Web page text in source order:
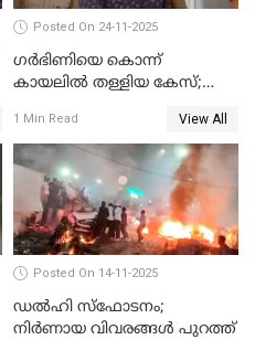
Posted On 24-11-2025
ഗര്‍ഭിണിയെ കൊന്ന്
കായലില്‍ തള്ളിയ കേസ്;
1 Min Read View All
Posted On 14-11-2025
ഡല്‍ഹി സ്‌ഫോടനം;
നിര്‍ണായ വിവരങ്ങള്‍ പുറത്ത്